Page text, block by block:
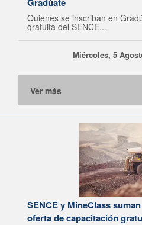
Quienes se inscriban en
gratuita del SENCE...
Miércoles, 5
Ver más
SENCE y MineClass
oferta de capacitación